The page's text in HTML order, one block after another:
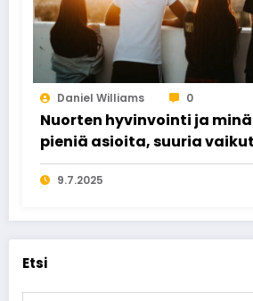
Daniel Williams 0
Nuorten hyvinvointi ja
pieniä asioita, suuria
9.7.2025
Etsi